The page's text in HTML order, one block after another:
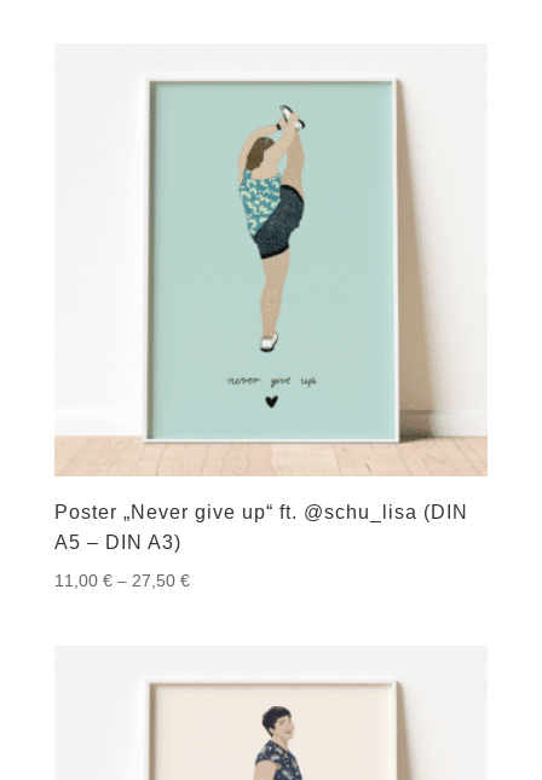
Poster „Never give up“ ft. @schu_lisa (DIN
A5 – DIN A3)
11,00 € – 27,50 €Preisspanne: